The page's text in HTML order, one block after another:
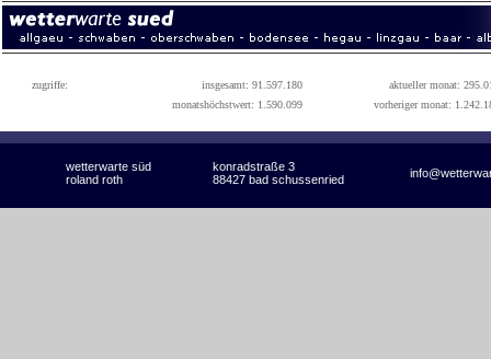
zugriffe: insgesamt: 91.597.180
aktueller monat:
monatshöchstwert: 1.590.099
vorheriger monat:
wetterwarte süd konradstraße 3
roland roth 88427 bad schussenried